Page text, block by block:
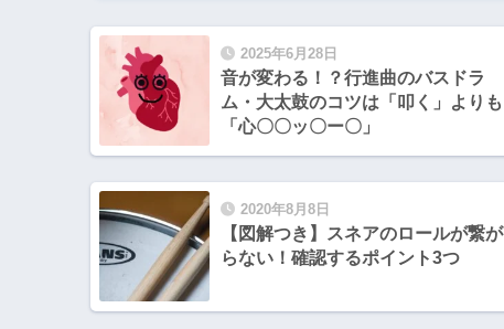
2025年6月28日
音が変わる！？行進曲のバスドラ
ム・大太鼓のコツは「叩く」よりも
「心〇〇ッ〇ー〇」
2020年8月8日
【図解つき】スネアのロールが繋が
らない！確認するポイント3つ